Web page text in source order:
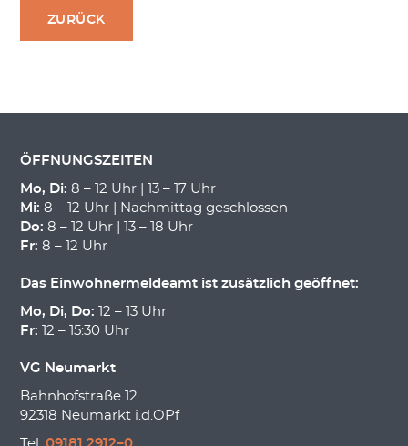
ZURÜCK
ÖFFNUNGSZEITEN
Mo, Di: 8 – 12 Uhr | 13 – 17 Uhr
Mi: 8 – 12 Uhr | Nachmittag geschlossen
Do: 8 – 12 Uhr | 13 – 18 Uhr
Fr: 8 – 12 Uhr
Das Einwohnermeldeamt ist zusätzlich geöffnet:
Mo, Di, Do: 12 – 13 Uhr
Fr: 12 – 15:30 Uhr
VG Neumarkt
Bahnhofstraße 12
92318 Neumarkt i.d.OPf